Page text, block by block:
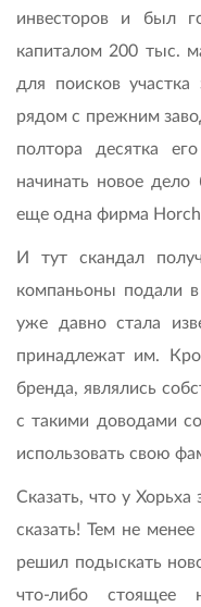
инвесторов и был
капиталом 200 тыс.
для поисков
рядом с прежним
полтора десятка
начинать новое
еще одна фирма
И тут скандал
компаньоны подали
уже давно стала
принадлежат им.
бренда, являлись
с такими доводами
использовать свою
Сказать, что у Хорьха
сказать! Тем не
решил подыскать
что-либо стоящее